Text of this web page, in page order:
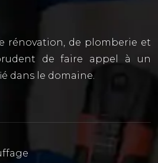
rénovation, de plomberie et
de faire appel à un
dans le domaine.